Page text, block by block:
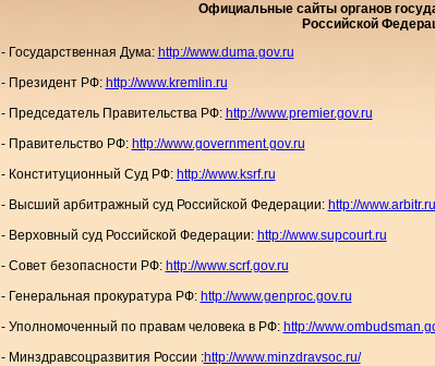
Официальные сайты органов
Российской
- Государственная Дума: http://www.duma.gov.ru
- Президент РФ: http://www.kremlin.ru
- Председатель Правительства РФ: http://www.premier.gov.ru
- Правительство РФ: http://www.government.gov.ru
- Конституционный Суд РФ: http://www.ksrf.ru
- Высший арбитражный суд Российской Федерации: http://www.arbitr.ru
- Верховный суд Российской Федерации: http://www.supcourt.ru
- Совет безопасности РФ: http://www.scrf.gov.ru
- Генеральная прокуратура РФ: http://www.genproc.gov.ru
- Уполномоченный по правам человека в РФ: http://
- Минздравсоцразвития России :http://www.minzdravsoc.ru/